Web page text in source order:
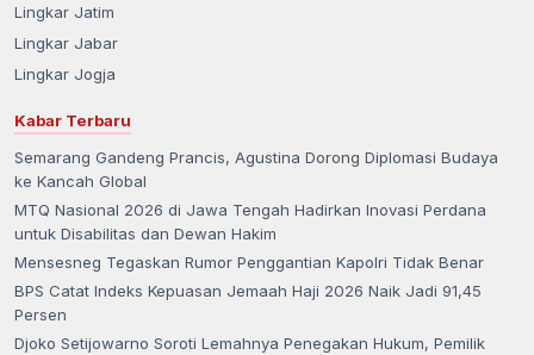
Lingkar Jatim
Lingkar Jabar
Lingkar Jogja
Kabar Terbaru
Semarang Gandeng Prancis, Agustina Dorong Diplomasi Budaya
ke Kancah Global
MTQ Nasional 2026 di Jawa Tengah Hadirkan Inovasi Perdana
untuk Disabilitas dan Dewan Hakim
Mensesneg Tegaskan Rumor Penggantian Kapolri Tidak Benar
BPS Catat Indeks Kepuasan Jemaah Haji 2026 Naik Jadi 91,45
Persen
Djoko Setijowarno Soroti Lemahnya Penegakan Hukum, Pemilik